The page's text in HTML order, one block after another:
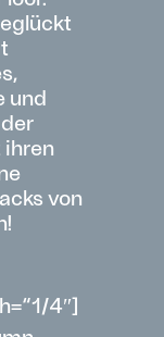
und
von
4″]